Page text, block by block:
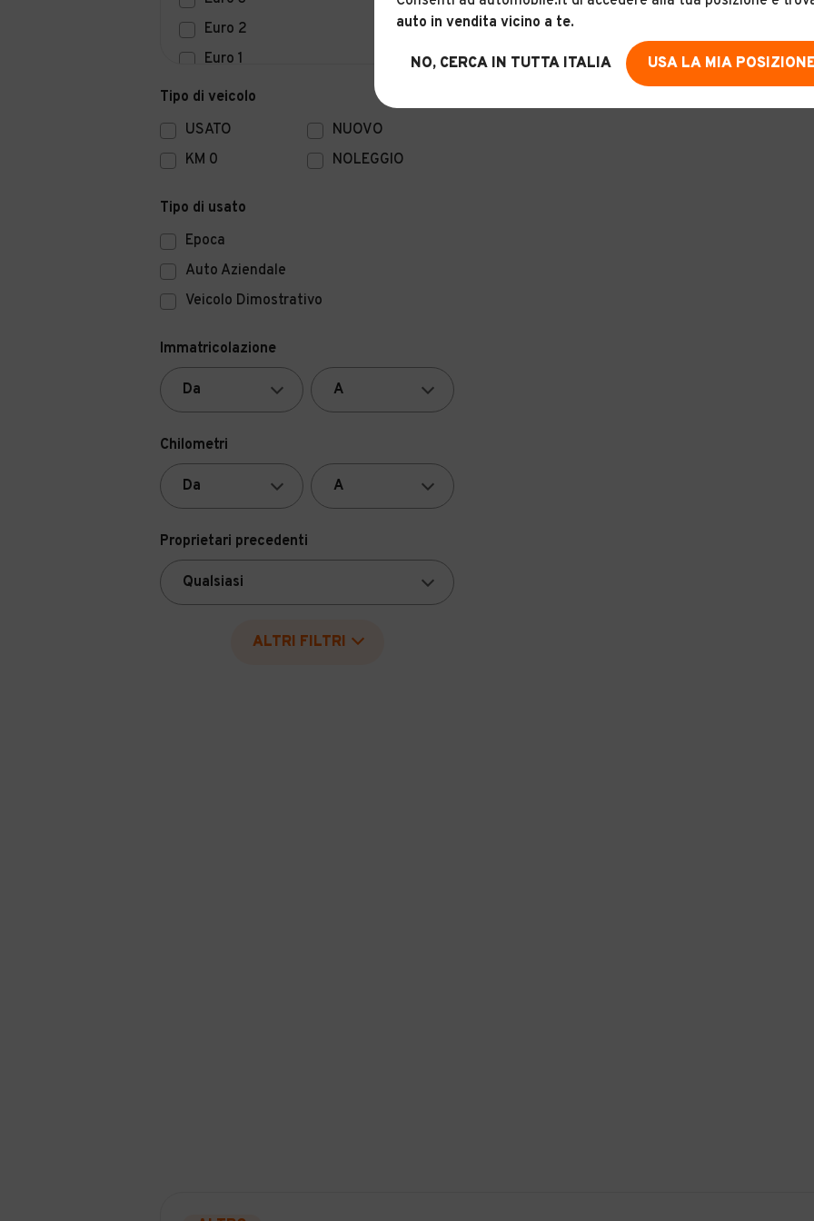
Euro 2
Euro 1
Euro 0
Tipo di veicolo
USATO
NUOVO
KM 0
NOLEGGIO
Tipo di usato
Epoca
Auto Aziendale
Veicolo Dimostrativo
Immatricolazione
Chilometri
Proprietari precedenti
ALTRI FILTRI
auto in vendita vicino a te.
NO, CERCA IN TUTTA ITALIA USA LA MIA